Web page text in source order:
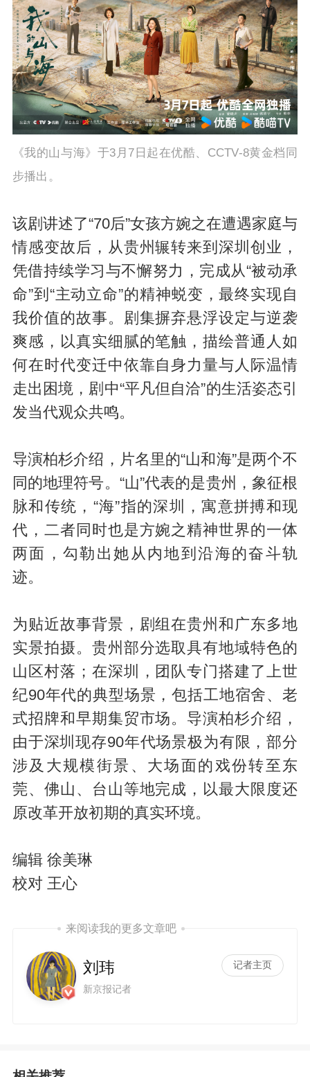
《我的山与海》于3月7日起在优酷、CCTV-8黄金档同
步播出。
该剧讲述了“70后”女孩方婉之在遭遇家庭与
情感变故后，从贵州辗转来到深圳创业，
凭借持续学习与不懈努力，完成从“被动承
命”到“主动立命”的精神蜕变，最终实现自
我价值的故事。剧集摒弃悬浮设定与逆袭
爽感，以真实细腻的笔触，描绘普通人如
何在时代变迁中依靠自身力量与人际温情
走出困境，剧中“平凡但自洽”的生活姿态引
发当代观众共鸣。
导演柏杉介绍，片名里的“山和海”是两个不
同的地理符号。“山”代表的是贵州，象征根
脉和传统，“海”指的深圳，寓意拼搏和现
代，二者同时也是方婉之精神世界的一体
两面，勾勒出她从内地到沿海的奋斗轨
迹。
为贴近故事背景，剧组在贵州和广东多地
实景拍摄。贵州部分选取具有地域特色的
山区村落；在深圳，团队专门搭建了上世
纪90年代的典型场景，包括工地宿舍、老
式招牌和早期集贸市场。导演柏杉介绍，
由于深圳现存90年代场景极为有限，部分
涉及大规模街景、大场面的戏份转至东
莞、佛山、台山等地完成，以最大限度还
原改革开放初期的真实环境。
编辑 徐美琳
校对 王心
来阅读我的更多文章吧
刘玮
新京报记者
记者主页